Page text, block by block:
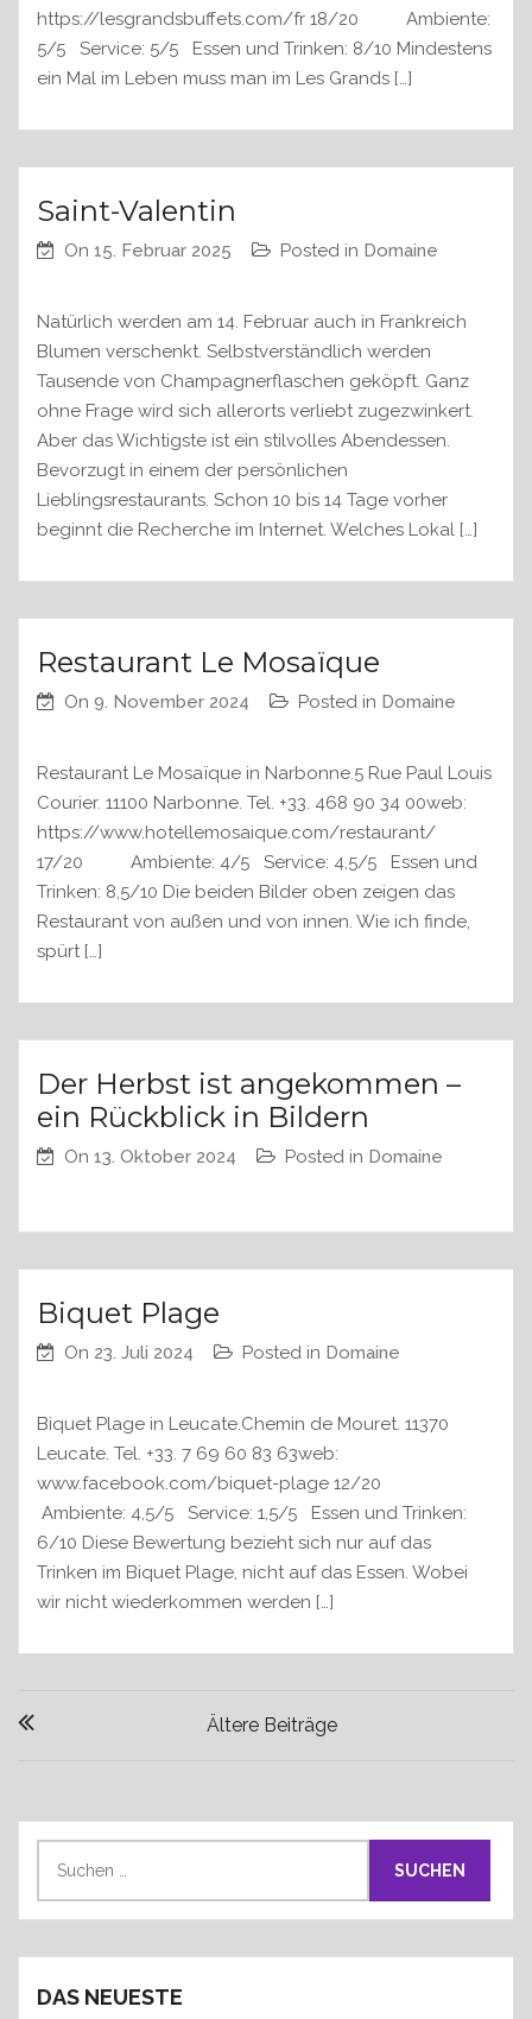
https://lesgrandsbuffets.com/fr 18/20 Ambiente:
5/5 Service: 5/5 Essen und Trinken: 8/10 Mindestens
ein Mal im Leben muss man im Les Grands […]
Saint-Valentin
On 15. Februar 2025 Posted in Domaine
Natürlich werden am 14. Februar auch in Frankreich
Blumen verschenkt. Selbstverständlich werden
Tausende von Champagnerflaschen geköpft. Ganz
ohne Frage wird sich allerorts verliebt zugezwinkert.
Aber das Wichtigste ist ein stilvolles Abendessen.
Bevorzugt in einem der persönlichen
Lieblingsrestaurants. Schon 10 bis 14 Tage vorher
beginnt die Recherche im Internet. Welches Lokal […]
Restaurant Le Mosaïque
On 9. November 2024 Posted in Domaine
Restaurant Le Mosaïque in Narbonne.5 Rue Paul Louis
Courier. 11100 Narbonne. Tel. +33. 468 90 34 00web:
https://www.hotellemosaique.com/restaurant/
17/20 Ambiente: 4/5 Service: 4,5/5 Essen und
Trinken: 8,5/10 Die beiden Bilder oben zeigen das
Restaurant von außen und von innen. Wie ich finde,
spürt […]
Der Herbst ist angekommen –
ein Rückblick in Bildern
On 13. Oktober 2024 Posted in Domaine
Biquet Plage
On 23. Juli 2024 Posted in Domaine
Biquet Plage in Leucate.Chemin de Mouret. 11370
Leucate. Tel. +33. 7 69 60 83 63web:
www.facebook.com/biquet-plage 12/20
Ambiente: 4,5/5 Service: 1,5/5 Essen und Trinken:
6/10 Diese Bewertung bezieht sich nur auf das
Trinken im Biquet Plage, nicht auf das Essen. Wobei
wir nicht wiederkommen werden […]
B
e
Ältere Beiträge
n
DAS NEUESTE